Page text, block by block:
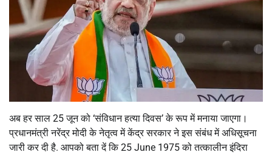
अब हर साल 25 जून को ‘संविधान हत्या दिवस’ के रूप में मनाया जाएगा।
प्रधानमंत्री नरेंद्र मोदी के नेतृत्व में केंद्र सरकार ने इस संबंध में अधिसूचना
जारी कर दी है. आपको बता दें कि 25 June 1975 को तत्कालीन इंदिरा